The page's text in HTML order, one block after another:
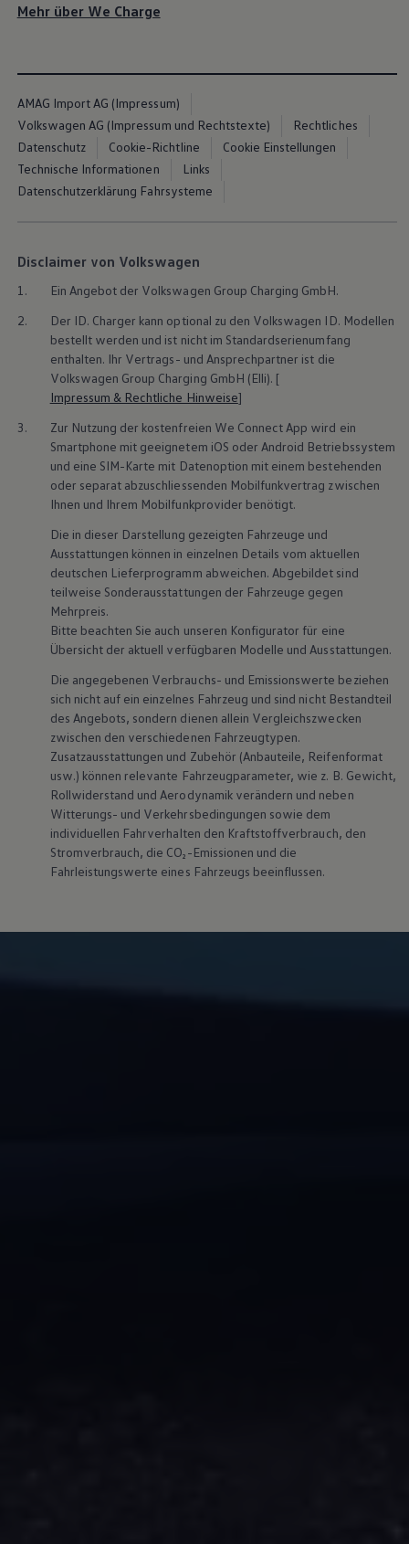
Mehr über We Charge
AMAG Import AG (Impressum)
Volkswagen AG (Impressum und Rechtstexte)
Rechtliches
Datenschutz
Cookie-Richtline
Cookie Einstellungen
Technische Informationen
Links
Datenschutzerklärung Fahrsysteme
Disclaimer von Volkswagen
1. Ein Angebot der Volkswagen Group Charging GmbH.
2.
Der ID. Charger kann optional zu den Volkswagen ID. Modellen
bestellt werden und ist nicht im Standardserienumfang
enthalten. Ihr Vertrags- und Ansprechpartner ist die
Volkswagen Group Charging GmbH (Elli). [
Impressum & Rechtliche Hinweise]
3.
Zur Nutzung der kostenfreien We Connect App wird ein
Smartphone mit geeignetem iOS oder Android Betriebssystem
und eine SIM-Karte mit Datenoption mit einem bestehenden
oder separat abzuschliessenden Mobilfunkvertrag zwischen
Ihnen und Ihrem Mobilfunkprovider benötigt.
Die in dieser Darstellung gezeigten Fahrzeuge und
Ausstattungen können in einzelnen Details vom aktuellen
deutschen Lieferprogramm abweichen. Abgebildet sind
teilweise Sonderausstattungen der Fahrzeuge gegen
Mehrpreis.
Bitte beachten Sie auch unseren Konfigurator für eine
Übersicht der aktuell verfügbaren Modelle und Ausstattungen.
Die angegebenen Verbrauchs- und Emissionswerte beziehen
sich nicht auf ein einzelnes Fahrzeug und sind nicht Bestandteil
des Angebots, sondern dienen allein Vergleichszwecken
zwischen den verschiedenen Fahrzeugtypen.
Zusatzausstattungen und Zubehör (Anbauteile, Reifenformat
usw.) können relevante Fahrzeugparameter, wie z. B. Gewicht,
Rollwiderstand und Aerodynamik verändern und neben
Witterungs- und Verkehrsbedingungen sowie dem
individuellen Fahrverhalten den Kraftstoffverbrauch, den
Stromverbrauch, die CO₂-Emissionen und die
Fahrleistungswerte eines Fahrzeugs beeinflussen.